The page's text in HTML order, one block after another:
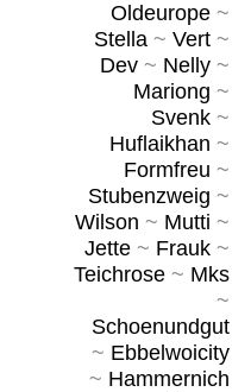
Oldeurope~
Stella~ Vert~
Dev~ Nelly~
Mariong ~
Svenk~
Huflaikhan ~
Formfreu ~
Stubenzweig ~
Wilson ~ Mutti ~
Jette~ Frauk~
Teichrose~ Mks
~
Schoenundgut
~ Ebbelwoicity
~ Hammernich